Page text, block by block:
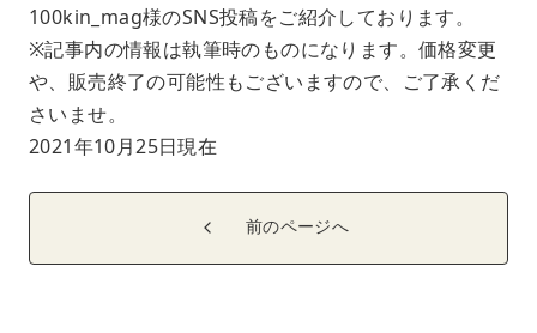
100kin_mag様のSNS投稿をご紹介しております。
※記事内の情報は執筆時のものになります。価格変更
や、販売終了の可能性もございますので、ご了承くだ
さいませ。
2021年10月25日現在
前のページへ